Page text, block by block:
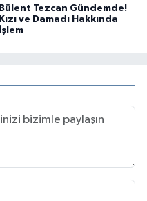
Bülent Tezcan Gündemde!
Kızı ve Damadı Hakkında
İşlem